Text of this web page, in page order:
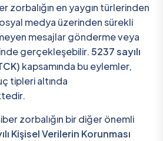
zorbalığın en yaygın türlerinden
medya üzerinden sürekli
mesajlar gönderme veya
gerçekleşebilir.5237 sayılı
kapsamında bu eylemler,
tipleri altında
zorbalığın bir diğer önemli
Kişisel Verilerin Korunması